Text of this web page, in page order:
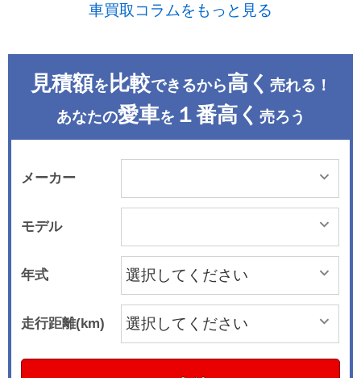
車買取コラムをもっと見る
見積額を 比較できるから高く 売れる！
あなたの愛車を １番高く 売ろう
メーカー
モデル
年式
走行距離(km)